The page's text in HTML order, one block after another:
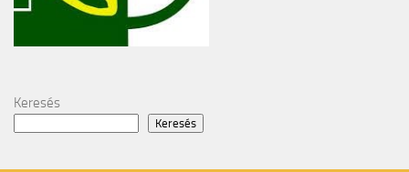
Keresés
Keresés